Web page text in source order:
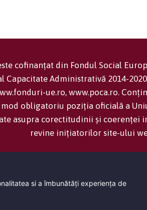
cofinanțat din Fondul Social
Capacitate Administrativă 2014-
ue.ro, www.poca.ro.
obligatoriu poziția oficială a
asupra corectitudinii și coerenței
revine inițiatorilor site-ului
Consiliul Județean
si a îmbunătăţi experienţa de